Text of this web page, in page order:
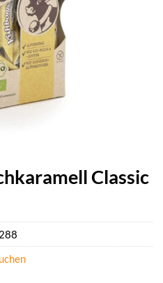
Classic